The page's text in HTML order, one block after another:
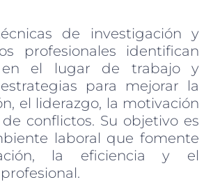
de investigación y
profesionales identifican
en el lugar de trabajo y
para mejorar la
el liderazgo, la motivación
conflictos. Su objetivo es
laboral que fomente
la eficiencia y el